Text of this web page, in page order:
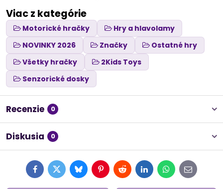
Viac z kategórie
Motorické hračky
Hry a hlavolamy
NOVINKY 2026
Značky
Ostatné hry
Všetky hračky
2Kids Toys
Senzorické dosky
Recenzie 0
Diskusia 0
FacebookTwitterBlueskyPinterestRedditLinkedInWhatsApp
E-
mail